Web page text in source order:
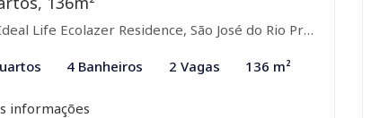
Life Ecolazer Residence, São José do Rio Preto-SP
4 Banheiros 2 Vagas 136 m²
informações